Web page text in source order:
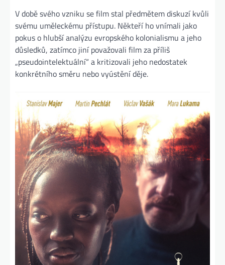
V době svého vzniku se film stal předmětem diskuzí kvůli
svému uměleckému přístupu. Někteří ho vnímali jako
pokus o hlubší analýzu evropského kolonialismu a jeho
důsledků, zatímco jiní považovali film za příliš
„pseudointelektuální“ a kritizovali jeho nedostatek
konkrétního směru nebo vyústění děje.